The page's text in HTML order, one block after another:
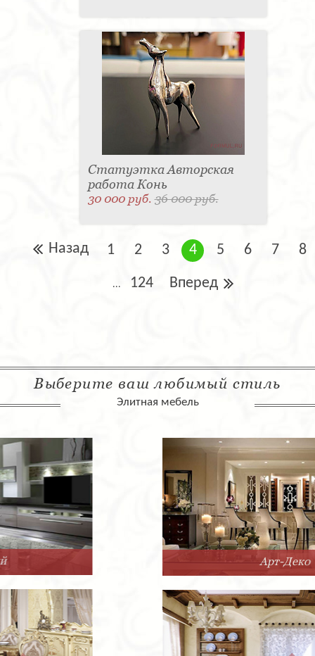
Статуэтка Авторская
работа Конь
30 000 руб.36 000 руб.
Назад 1 2 3 4 5 6 7 8
... 124 Вперед
Выберите ваш любимый стиль
Элитная мебель
Арт-Деко